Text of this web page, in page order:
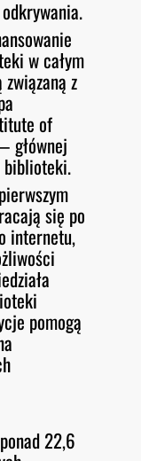
w całym
z
of
głównej
się po
internetu,
pomogą
22,6